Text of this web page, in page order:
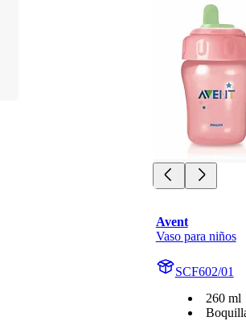
Avent
Vaso para niños
SCF602/01
260 ml